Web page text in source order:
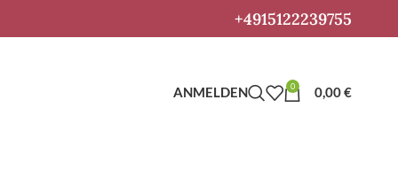
+4915122239755
ANMELDEN 0 0,00€